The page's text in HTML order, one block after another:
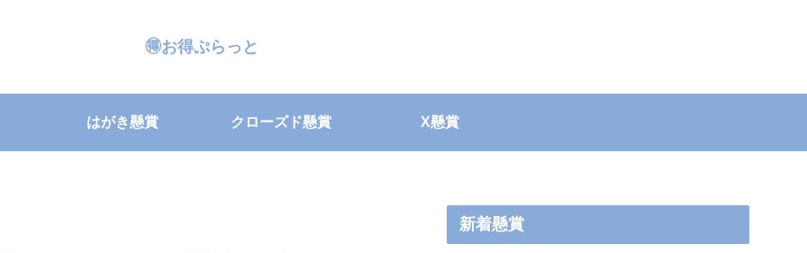
🉐お得ぷらっと
はがき懸賞 クローズド懸賞 X懸賞
新着懸賞